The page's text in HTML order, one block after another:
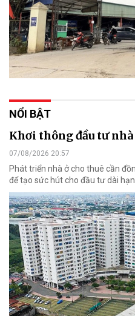
NỔI BẬT
Khơi thông đầu tư nhà
07/08/2026 20:57
Phát triển nhà ở cho thuê cần
để tạo sức hút cho đầu tư dài hạn.